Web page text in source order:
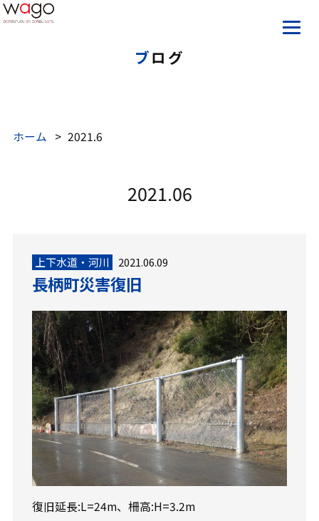
ブログ
ホーム 2021.6
2021.06
上下水道・河川 2021.06.09
長柄町災害復旧
復旧延長:L=24m、柵高:H=3.2m